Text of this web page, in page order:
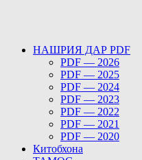
НАШРИЯ ДАР PDF
PDF — 2026
PDF — 2025
PDF — 2024
PDF — 2023
PDF — 2022
PDF — 2021
PDF — 2020
Китобхона